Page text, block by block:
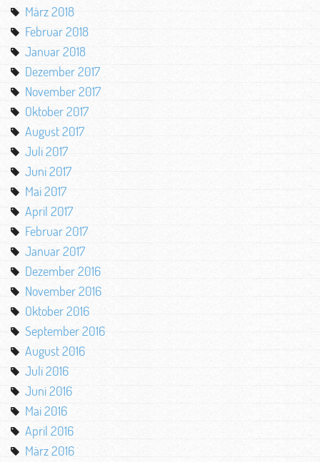
März 2018
Februar 2018
Januar 2018
Dezember 2017
November 2017
Oktober 2017
August 2017
Juli 2017
Juni 2017
Mai 2017
April 2017
Februar 2017
Januar 2017
Dezember 2016
November 2016
Oktober 2016
September 2016
August 2016
Juli 2016
Juni 2016
Mai 2016
April 2016
März 2016